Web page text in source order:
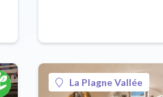
La Plagne Vallée